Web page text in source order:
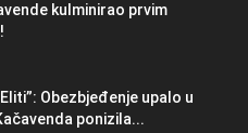
kulminirao prvim
Obezbjeđenje upalo u
ponizila...